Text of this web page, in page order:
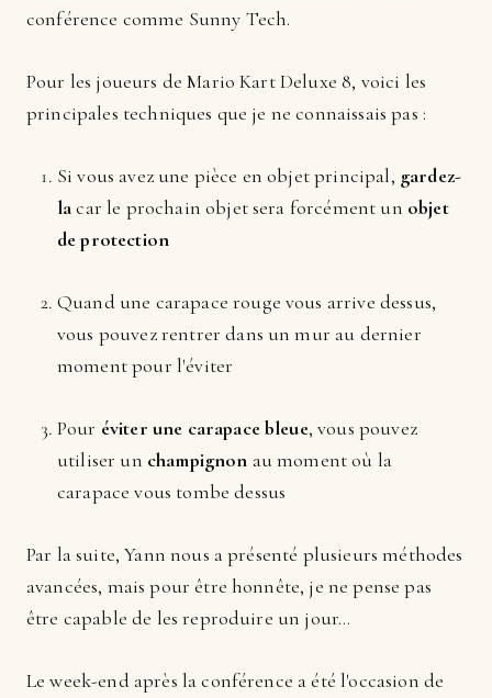
conférence comme Sunny Tech.
Pour les joueurs de Mario Kart Deluxe 8, voici les
principales techniques que je ne connaissais pas :
Si vous avez une pièce en objet principal, gardez-
lacar le prochain objet sera forcément un objet
de protection
Quand une carapace rouge vous arrive dessus,
vous pouvez rentrer dans un mur au dernier
moment pour l'éviter
Pour éviter une carapace bleue, vous pouvez
utiliser un champignon au moment où la
carapace vous tombe dessus
Par la suite, Yann nous a présenté plusieurs méthodes
avancées, mais pour être honnête, je ne pense pas
être capable de les reproduire un jour...
Le week-end après la conférence a été l'occasion de